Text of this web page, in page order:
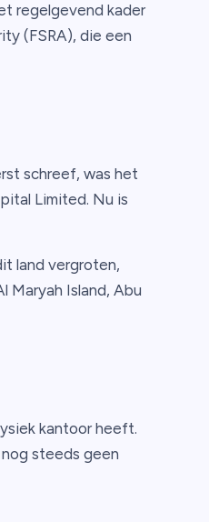
regelgevend kader
(FSRA), die een
schreef, was het
Limited. Nu is
land vergroten,
Maryah Island, Abu
kantoor heeft.
steeds geen